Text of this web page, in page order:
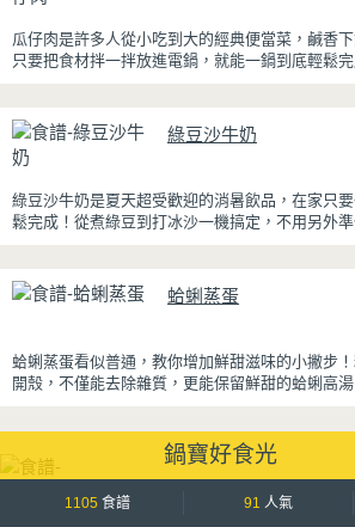
吃到淡淡的茶香。相較於
爽、更低負擔，無論是下
瓜仔肉是許多人從小吃到大的經典便當菜，鹹香
只要把食材拌一拌放進電鍋，就能一鍋到底輕鬆
蒸好的瓜仔肉鮮嫩多汁，絞肉吸飽脆瓜醬汁的甘甜
還能吃到脆瓜爽脆的口感。蒜香醬汁與脆瓜獨特的
都充滿濃濃古早味，帶便當、配稀飯、配白飯都好
綠豆沙牛奶
綠豆沙牛奶是夏天超受歡迎的消暑飲品，在家只
鬆完成！從煮綠豆到打冰沙一機搞定，不用另外
先把綠豆煮到綿密鬆軟，再攪打成綠豆沙，最後跟
感細緻滑順，入口帶有綠豆天然清香，搭配濃郁奶
蛤蜊蒸蛋
蛤蜊蒸蛋看似普通，教你增加鮮甜滋味的小撇步
開殼，不僅能去除雜質，更能保留鮮甜的蛤蜊高
蒸蛋口感柔嫩細緻、入口即化，搭配飽滿彈牙的
感一次滿足。最後撒上蔥花提香，簡單調味就能
家人都會愛的家常料理。
鍋寶好食光
1105 食譜 91 人氣